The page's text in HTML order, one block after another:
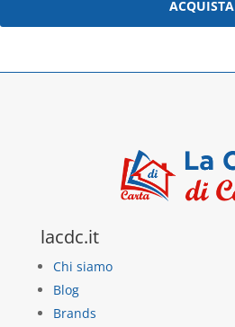
ACQUISTA
lacdc.it
Chi siamo
Blog
Brands